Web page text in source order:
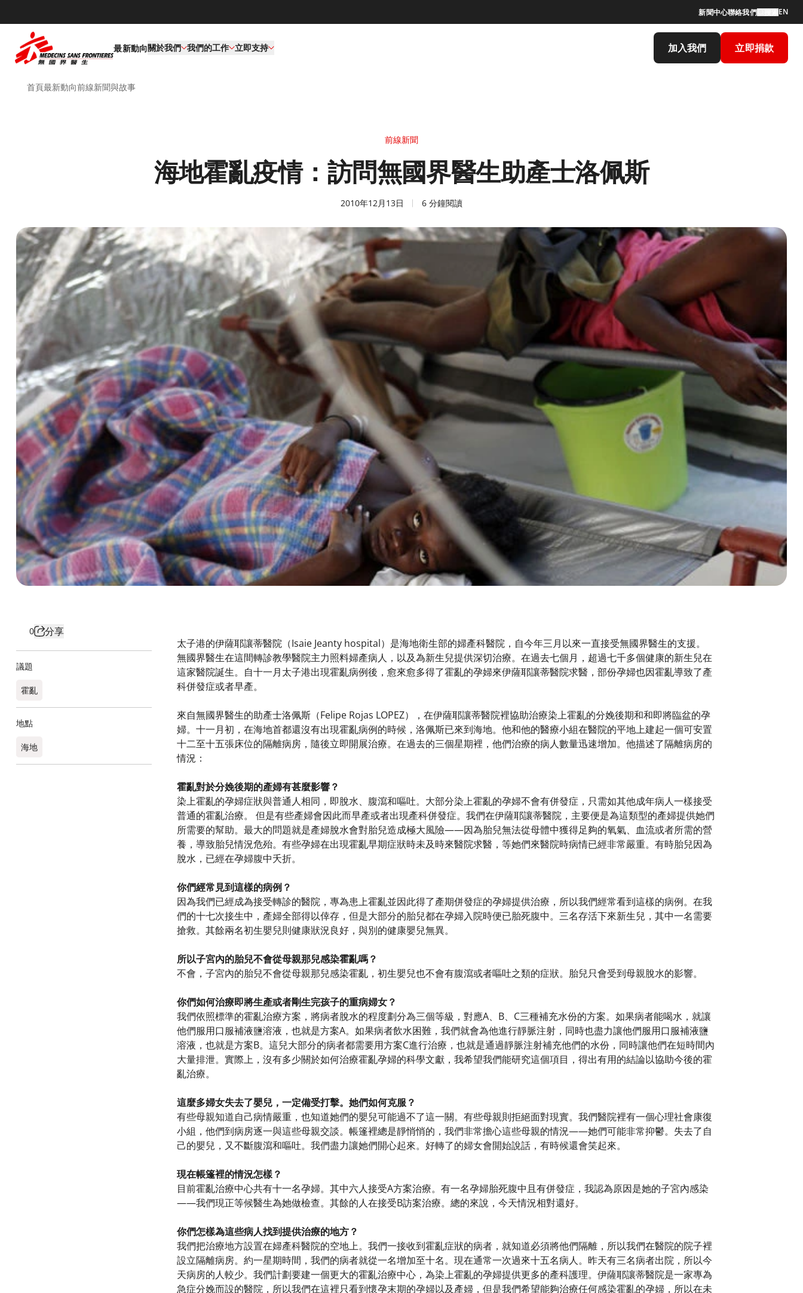
新聞中心聯絡我們 EN
最新動向關於我們 我們的工作​ 立即支持 加入我們 立即捐款
首頁最新動向前線新聞與故事
前線新聞
海地霍亂疫情：訪問無國界醫生助產士洛佩斯
2010年12月13日 6 分鐘閱讀
0 分享
議題
霍亂
地點
海地
太子港的伊薩耶讓蒂醫院（Isaie Jeanty hospital）是海地衛生部的婦產科醫院，自今年三月以來一直接受無國界醫生的支援。
無國界醫生在這間轉診教學醫院主力照料婦產病人，以及為新生兒提供深切治療。在過去七個月，超過七千多個健康的新生兒在
這家醫院誕生。自十一月太子港出現霍亂病例後，愈來愈多得了霍亂的孕婦來伊薩耶讓蒂醫院求醫，部份孕婦也因霍亂導致了產
科併發症或者早產。
來自無國界醫生的助產士洛佩斯（Felipe Rojas LOPEZ），在伊薩耶讓蒂醫院裡協助治療染上霍亂的分娩後期和和即將臨盆的孕
婦。十一月初，在海地首都還沒有出現霍亂病例的時候，洛佩斯已來到海地。他和他的醫療小組在醫院的平地上建起一個可安置
十二至十五張床位的隔離病房，隨後立即開展治療。在過去的三個星期裡，他們治療的病人數量迅速增加。他描述了隔離病房的
情況：
霍亂對於分娩後期的產婦有甚麼影響？
染上霍亂的孕婦症狀與普通人相同，即脫水、腹瀉和嘔吐。大部分染上霍亂的孕婦不會有併發症，只需如其他成年病人一樣接受
普通的霍亂治療。 但是有些產婦會因此而早產或者出現產科併發症。我們在伊薩耶讓蒂醫院，主要便是為這類型的產婦提供她們
所需要的幫助。最大的問題就是產婦脫水會對胎兒造成極大風險——因為胎兒無法從母體中獲得足夠的氧氣、血流或者所需的營
養，導致胎兒情況危殆。有些孕婦在出現霍亂早期症狀時未及時來醫院求醫，等她們來醫院時病情已經非常嚴重。有時胎兒因為
脫水，已經在孕婦腹中夭折。
你們經常見到這樣的病例？
因為我們已經成為接受轉診的醫院，專為患上霍亂並因此得了產期併發症的孕婦提供治療，所以我們經常看到這樣的病例。在我
們的十七次接生中，產婦全部得以倖存，但是大部分的胎兒都在孕婦入院時便已胎死腹中。三名存活下來新生兒，其中一名需要
搶救。其餘兩名初生嬰兒則健康狀況良好，與別的健康嬰兒無異。
所以子宮內的胎兒不會從母親那兒感染霍亂嗎？
不會，子宮內的胎兒不會從母親那兒感染霍亂，初生嬰兒也不會有腹瀉或者嘔吐之類的症狀。胎兒只會受到母親脫水的影響。
你們如何治療即將生產或者剛生完孩子的重病婦女？
我們依照標準的霍亂治療方案，將病者脫水的程度劃分為三個等級，對應A、B、C三種補充水份的方案。如果病者能喝水，就讓
他們服用口服補液鹽溶液，也就是方案A。如果病者飲水困難，我們就會為他進行靜脈注射，同時也盡力讓他們服用口服補液鹽
溶液，也就是方案B。這兒大部分的病者都需要用方案C進行治療，也就是通過靜脈注射補充他們的水份，同時讓他們在短時間內
大量排泄。實際上，沒有多少關於如何治療霍亂孕婦的科學文獻，我希望我們能研究這個項目，得出有用的結論以協助今後的霍
亂治療。
這麼多婦女失去了嬰兒，一定備受打擊。她們如何克服？
有些母親知道自己病情嚴重，也知道她們的嬰兒可能過不了這一關。有些母親則拒絕面對現實。我們醫院裡有一個心理社會康復
小組，他們到病房逐一與這些母親交談。帳篷裡總是靜悄悄的，我們非常擔心這些母親的情況——她們可能非常抑鬱。失去了自
己的嬰兒，又不斷腹瀉和嘔吐。我們盡力讓她們開心起來。好轉了的婦女會開始說話，有時候還會笑起來。
現在帳篷裡的情況怎樣？
目前霍亂治療中心共有十一名孕婦。其中六人接受A方案治療。有一名孕婦胎死腹中且有併發症，我認為原因是她的子宮內感染
——我們現正等候醫生為她做檢查。其餘的人在接受B訪案治療。總的來說，今天情況相對還好。
你們怎樣為這些病人找到提供治療的地方？
我們把治療地方設置在婦產科醫院的空地上。我們一接收到霍亂症狀的病者，就知道必須將他們隔離，所以我們在醫院的院子裡
設立隔離病房。約一星期時間，我們的病者就從一名增加至十名。現在通常一次過來十五名病人。昨天有三名病者出院，所以今
天病房的人較少。我們計劃要建一個更大的霍亂治療中心，為染上霍亂的孕婦提供更多的產科護理。伊薩耶讓蒂醫院是一家專為
急症分娩而設的醫院，所以我們在這裡只看到懷孕末期的孕婦以及產婦，但是我們希望能夠治療任何感染霍亂的孕婦，所以在未